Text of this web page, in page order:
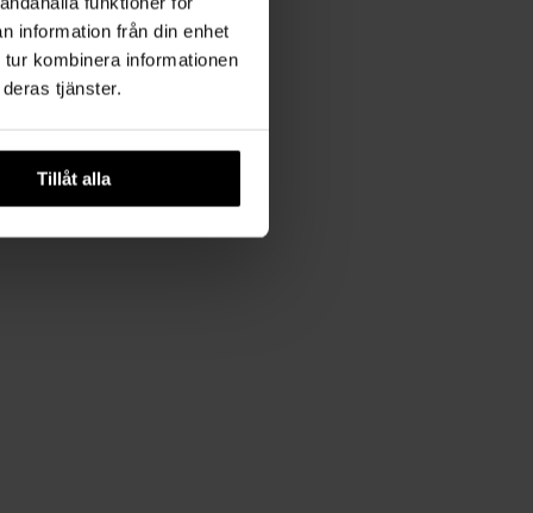
information från din enhet
kombinera informationen
tjänster.
Tillåt alla